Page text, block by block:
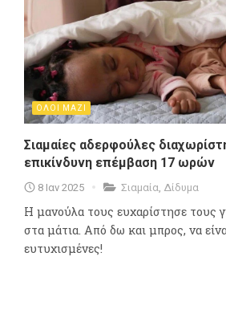
ΟΛΟΙ ΜΑΖΙ
Σιαμαίες αδερφούλες
επικίνδυνη επέμβαση 17 ωρών
8 Ιαν 2025 Σιαμαία Δίδυμα
Η μανούλα τους ευχαρίστησε τους
στα μάτια. Από δω και μπρος, να
ευτυχισμένες!